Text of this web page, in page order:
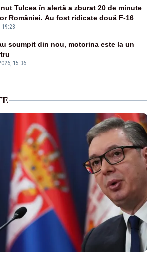
19:28
Tulcea în alertă a zburat 20 de minute
României. Au fost ridicate două F-16
15:36
scumpit din nou, motorina este la un